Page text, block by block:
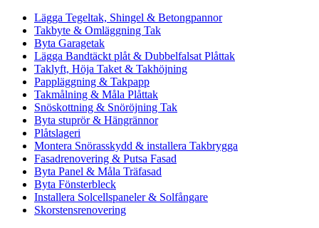
Lägga Tegeltak, Shingel & Betongpannor
Takbyte & Omläggning Tak
Byta Garagetak
Lägga Bandtäckt plåt & Dubbelfalsat Plåttak
Taklyft, Höja Taket & Takhöjning
Pappläggning & Takpapp
Takmålning & Måla Plåttak
Snöskottning & Snöröjning Tak
Byta stuprör & Hängrännor
Plåtslageri
Montera Snörasskydd & installera Takbrygga
Fasadrenovering & Putsa Fasad
Byta Panel & Måla Träfasad
Byta Fönsterbleck
Installera Solcellspaneler & Solfångare
Skorstensrenovering